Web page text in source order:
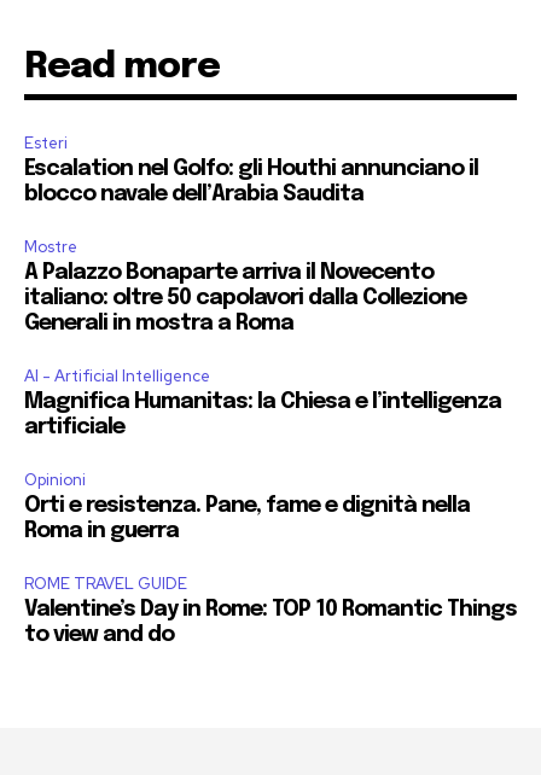
Read more
Esteri
Escalation nel Golfo: gli Houthi annunciano il
blocco navale dell’Arabia Saudita
Mostre
A Palazzo Bonaparte arriva il Novecento
italiano: oltre 50 capolavori dalla Collezione
Generali in mostra a Roma
AI - Artificial Intelligence
Magnifica Humanitas: la Chiesa e l’intelligenza
artificiale
Opinioni
Orti e resistenza. Pane, fame e dignità nella
Roma in guerra
ROME TRAVEL GUIDE
Valentine’s Day in Rome: TOP 10 Romantic Things
to view and do